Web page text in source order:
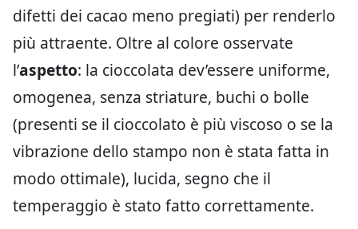
difetti dei cacao meno pregiati) per renderlo
più attraente. Oltre al colore osservate
l’aspetto: la cioccolata dev’essere uniforme,
omogenea, senza striature, buchi o bolle
(presenti se il cioccolato è più viscoso o se la
vibrazione dello stampo non è stata fatta in
modo ottimale), lucida, segno che il
temperaggio è stato fatto correttamente.